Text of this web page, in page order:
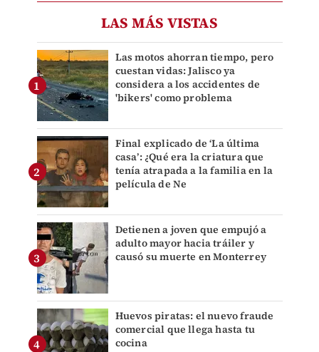
LAS MÁS VISTAS
Las motos ahorran tiempo, pero
cuestan vidas: Jalisco ya
considera a los accidentes de
'bikers' como problema
Final explicado de ‘La última
casa’: ¿Qué era la criatura que
tenía atrapada a la familia en la
película de Ne
Detienen a joven que empujó a
adulto mayor hacia tráiler y
causó su muerte en Monterrey
Huevos piratas: el nuevo fraude
comercial que llega hasta tu
cocina